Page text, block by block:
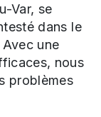
Var, se
dans le
une
nous
problèmes